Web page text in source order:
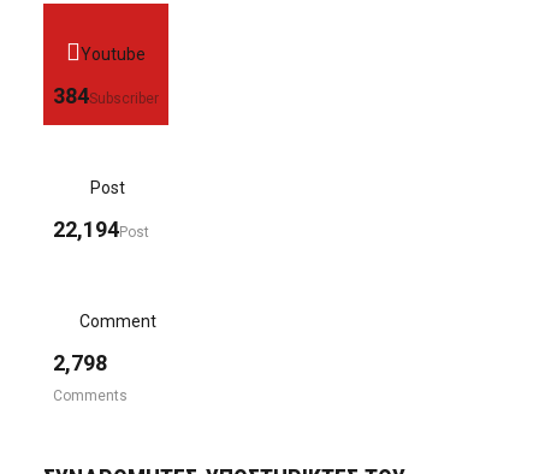
Youtube
384Subscriber
Post
22,194Post
Comment
2,798
Comments